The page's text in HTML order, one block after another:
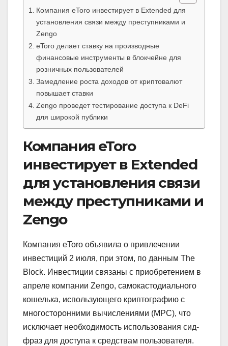
Компания eToro инвестирует в Extended для
установления связи между преступниками и
Zengo
eToro делает ставку на производные
финансовые инструменты в блокчейне для
розничных пользователей
Замедление роста доходов от криптовалют
повышает ставки
Zengo проведет тестирование доступа к DeFi
для широкой публики
Компания eToro
инвестирует в Extended
для установления связи
между преступниками и
Zengo
Компания eToro объявила о привлечении
инвестиций 2 июля, при этом, по данным The
Block. Инвестиции связаны с приобретением в
апреле компании Zengo, самокастодиального
кошелька, использующего криптографию с
многосторонними вычислениями (MPC), что
исключает необходимость использования сид-
фраз для доступа к средствам пользователя.